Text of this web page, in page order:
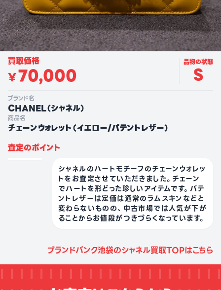
買取価格
¥70,000
品物の状態
S
ブランド名
CHANEL（シャネル）
商品名
チェーンウォレット（イエロー/パテントレザー）
査定のポイント
シャネルのハートモチーフのチェーンウォレッ
トをお査定させていただきました。チェーン
でハートを形どった珍しいアイテムです。パテ
ントレザーは定価は通常のラムスキンなどと
変わらないものの、中古市場では人気が下が
ることからお値段がつきづらくなっています。
ブランドバンク池袋のシャネル買取TOPはこちら